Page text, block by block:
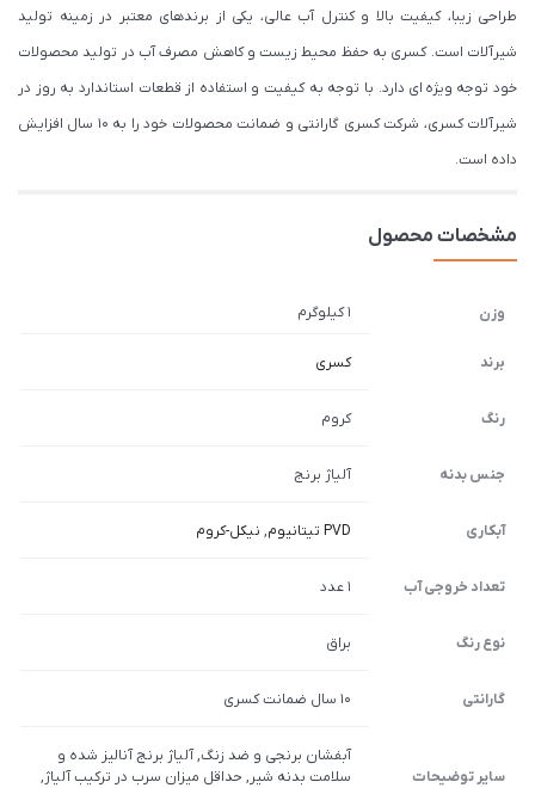
طراحی زیبا، کیفیت بالا و کنترل آب عالی، یکی از برندهای معتبر در زمینه تولید
شیرآلات است. کسری به حفظ محیط زیست و کاهش مصرف آب در تولید محصولات
خود توجه ویژه ای دارد. با توجه به کیفیت و استفاده از قطعات استاندارد به روز در
شیرآلات کسری، شرکت کسری گارانتی و ضمانت محصولات خود را به 10 سال افزایش
داده است.
مشخصات محصول
وزن 1 کیلوگرم
برند کسری
رنگ کروم
جنس بدنه آلیاژ برنج
آبکاری PVD تیتانیوم , نیکل-کروم
تعداد خروجی آب 1 عدد
نوع رنگ براق
گارانتی 10 سال ضمانت کسری
سایر توضیحات
آبفشان برنجی و ضد زنگ, آلیاژ برنج آنالیز شده و
سلامت بدنه شیر, حداقل میزان سرب در ترکیب آلیاژ,